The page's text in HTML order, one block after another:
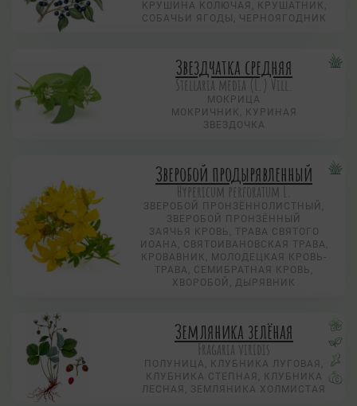
КРУШИНА КОЛЮЧАЯ, КРУШАТНИК,
СОБАЧЬИ ЯГОДЫ, ЧЕРНОЯГОДНИК
Звездчатка средняя
Stellaria media (L.) Vill.
МОКРИЦА
МОКРИЧНИК, КУРИНАЯ
ЗВЕЗДОЧКА
Зверобой продырявленный
Hypericum perforatum L.
ЗВЕРОБОЙ ПРОНЗЁННОЛИСТНЫЙ,
ЗВЕРОБОЙ ПРОНЗЁННЫЙ
ЗАЯЧЬЯ КРОВЬ, ТРАВА СВЯТОГО
ИОАНА, СВЯТОИВАНОВСКАЯ ТРАВА,
КРОВАВНИК, МОЛОДЕЦКАЯ КРОВЬ-
ТРАВА, СЕМИБРАТНАЯ КРОВЬ,
ХВОРОБОЙ, ДЫРЯВНИК
Земляника зелёная
Fragaria viridis
ПОЛУНИЦА, КЛУБНИКА ЛУГОВАЯ,
КЛУБНИКА СТЕПНАЯ, КЛУБНИКА
ЛЕСНАЯ, ЗЕМЛЯНИКА ХОЛМИСТАЯ